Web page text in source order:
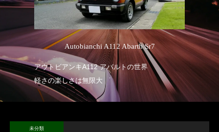
Autobianchi A112 Abarth Sr7
アウトビアンキA112 アバルトの世界
軽さの楽しさは無限大
未分類